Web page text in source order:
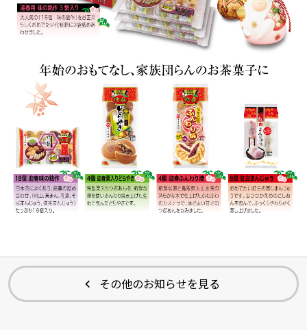
その他のお知らせを見る